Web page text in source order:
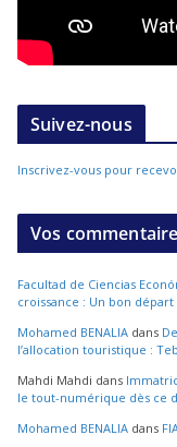
Suivez-nous
Inscrivez-vous pour
Vos
Facultad de Ciencias
croissance : Un bon départ
Mohamed BENALIA dans
l’allocation touristique :
Mahdi Mahdi dans
le tout-numérique dès ce
Mohamed BENALIA dans